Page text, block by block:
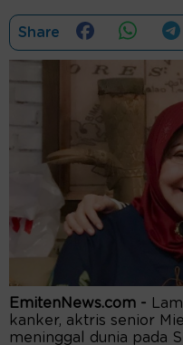
Share
EmitenNews.com -
kanker, aktris senior
meninggal dunia pada